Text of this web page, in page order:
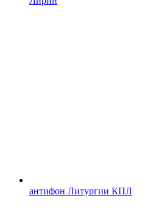
антифон Литургии КПЛ